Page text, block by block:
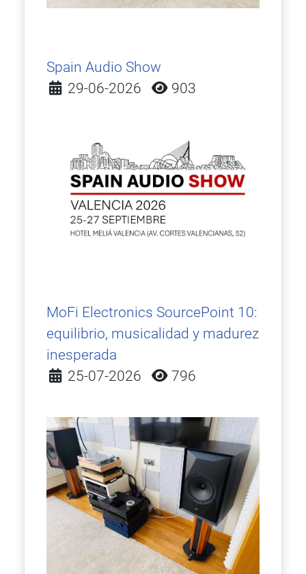
Spain Audio Show
Detalles
29-06-2026 903
MoFi Electronics SourcePoint 10:
equilibrio, musicalidad y madurez
inesperada
Detalles
25-07-2026 796